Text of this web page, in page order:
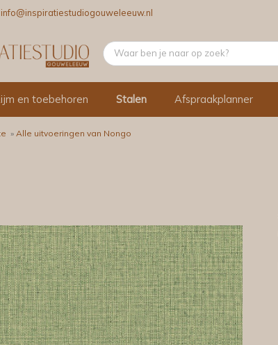
info@inspiratiestudiogouweleeuw.nl
en toebehoren Stalen Afspraakplanner
» Alle uitvoeringen van Nongo